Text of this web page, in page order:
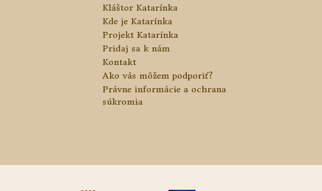
Kláštor Katarínka
Kde je Katarínka
Projekt Katarínka
Pridaj sa k nám
Kontakt
Ako vás môžem podporiť?
Právne informácie a ochrana
súkromia